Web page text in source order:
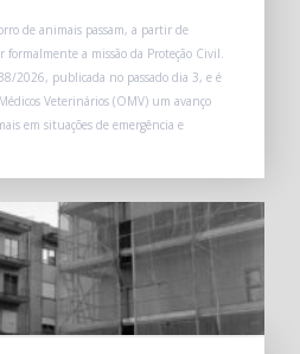
de animais passam, a partir de
formalmente a missão da Proteção Civil.
2026, publicada no passado dia 3, e é
Veterinários (OMV) um avanço
em situações de emergência e